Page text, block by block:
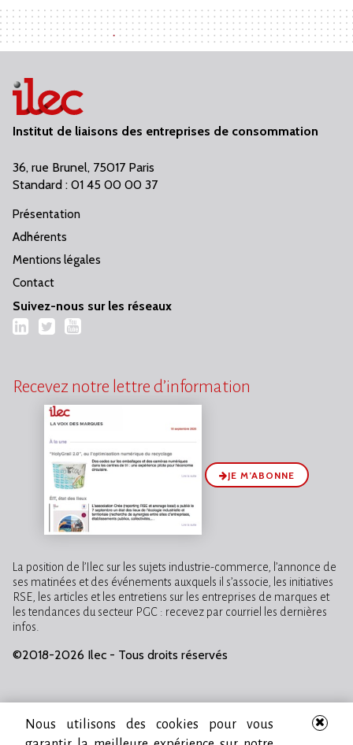
Institut de liaisons des entreprises de consommation
36, rue Brunel, 75017 Paris
Standard : 01 45 00 00 37
Présentation
Adhérents
Mentions légales
Contact
Suivez-nous sur les réseaux
LinkedIn
TwitterYouTube
Recevez notre lettre d’information
JE M’ABONNE
La position de l’Ilec sur les sujets industrie-commerce, l’annonce de
ses matinées et des événements auxquels il s’associe, les initiatives
RSE, les articles et les entretiens sur les entreprises de marques et
les tendances du secteur PGC : recevez par courriel les dernières
infos.
©2018-2026 Ilec - Tous droits réservés
Nous utilisons des cookies pour vous